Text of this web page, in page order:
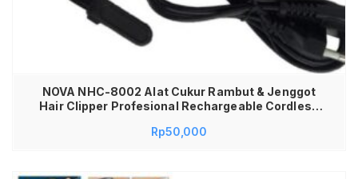
NOVA NHC-8002 Alat Cukur Rambut & Jenggot
Hair Clipper Profesional Rechargeable Cordless
Rambut Kepala Praktis Mudah Digunakan
Rp50,000